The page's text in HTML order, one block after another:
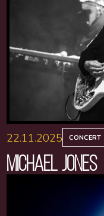
22.11.2025 CONCERT
MICHAEL JONES